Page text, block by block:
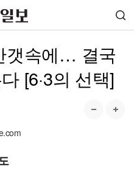
갯속에… 결국
[6·3의 선택]